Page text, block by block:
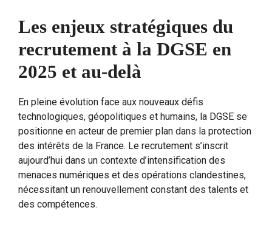
Les enjeux stratégiques du
recrutement à la DGSE en
2025 et au-delà
En pleine évolution face aux nouveaux défis
technologiques, géopolitiques et humains, la DGSE se
positionne en acteur de premier plan dans la protection
des intérêts de la France. Le recrutement s’inscrit
aujourd’hui dans un contexte d’intensification des
menaces numériques et des opérations clandestines,
nécessitant un renouvellement constant des talents et
des compétences.